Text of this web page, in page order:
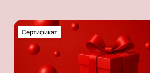
Сертификат